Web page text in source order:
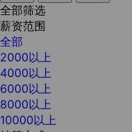
全部筛选
薪资范围
全部
2000以上
4000以上
6000以上
8000以上
10000以上